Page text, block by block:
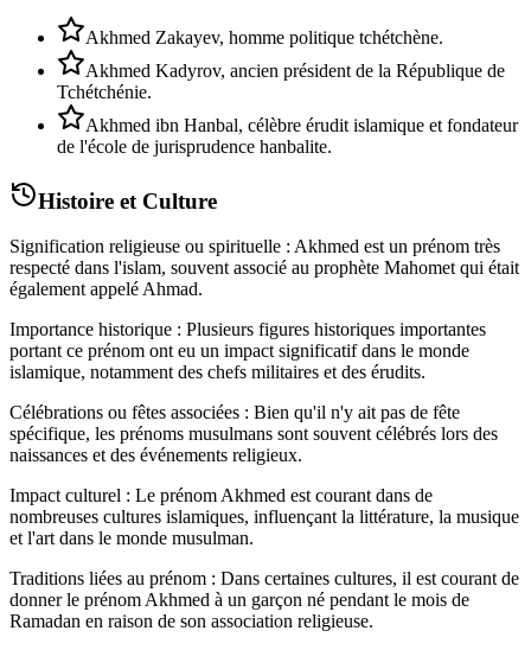
Akhmed Zakayev, homme politique tchétchène.
Akhmed Kadyrov, ancien président de la République de
Tchétchénie.
Akhmed ibn Hanbal, célèbre érudit islamique et fondateur
de l'école de jurisprudence hanbalite.
Histoire et Culture
Signification religieuse ou spirituelle : Akhmed est un prénom très
respecté dans l'islam, souvent associé au prophète Mahomet qui était
également appelé Ahmad.
Importance historique : Plusieurs figures historiques importantes
portant ce prénom ont eu un impact significatif dans le monde
islamique, notamment des chefs militaires et des érudits.
Célébrations ou fêtes associées : Bien qu'il n'y ait pas de fête
spécifique, les prénoms musulmans sont souvent célébrés lors des
naissances et des événements religieux.
Impact culturel : Le prénom Akhmed est courant dans de
nombreuses cultures islamiques, influençant la littérature, la musique
et l'art dans le monde musulman.
Traditions liées au prénom : Dans certaines cultures, il est courant de
donner le prénom Akhmed à un garçon né pendant le mois de
Ramadan en raison de son association religieuse.